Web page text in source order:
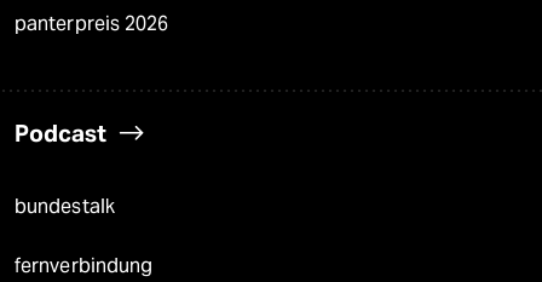
panterpreis 2026
Podcast
bundestalk
fernverbindung